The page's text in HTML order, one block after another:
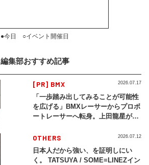
●今日 ○イベント開催日
編集部おすすめ記事
[PR] BMX
「一歩踏み出してみることが可能性
を広げる」BMXレーサーからプロボ
ートレーサーへ転身。上田龍星が体
2026.07.17
OTHERS
日本人だから強い、を証明しにい
く。 TATSUYA / SOME≡LINEZイン
2026.07.12